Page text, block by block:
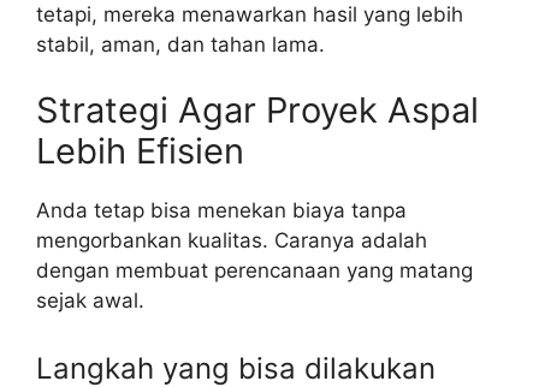
tetapi, mereka menawarkan hasil yang lebih
stabil, aman, dan tahan lama.
Strategi Agar Proyek Aspal
Lebih Efisien
Anda tetap bisa menekan biaya tanpa
mengorbankan kualitas. Caranya adalah
dengan membuat perencanaan yang matang
sejak awal.
Langkah yang bisa dilakukan